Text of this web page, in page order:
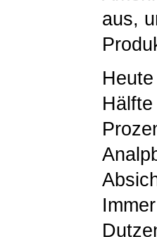
aus,